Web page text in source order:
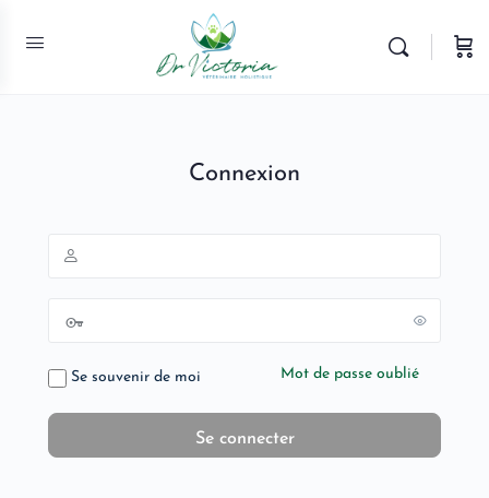
Connexion
Se souvenir de moi Mot de passe oublié